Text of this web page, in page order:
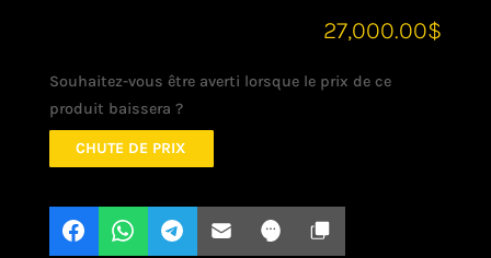
27,000.00$
Souhaitez-vous être averti lorsque le prix de ce
produit baissera ?
CHUTE DE PRIX